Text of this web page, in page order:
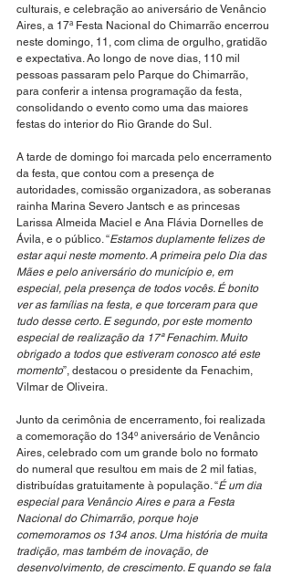
culturais, e celebração ao aniversário de Venâncio
Aires, a 17ª Festa Nacional do Chimarrão encerrou
neste domingo, 11, com clima de orgulho, gratidão
e expectativa. Ao longo de nove dias, 110 mil
pessoas passaram pelo Parque do Chimarrão,
para conferir a intensa programação da festa,
consolidando o evento como uma das maiores
festas do interior do Rio Grande do Sul.
A tarde de domingo foi marcada pelo encerramento
da festa, que contou com a presença de
autoridades, comissão organizadora, as soberanas
rainha Marina Severo Jantsch e as princesas
Larissa Almeida Maciel e Ana Flávia Dornelles de
Ávila, e o público. “Estamos duplamente felizes de
estar aqui neste momento. A primeira pelo Dia das
Mães e pelo aniversário do município e, em
especial, pela presença de todos vocês. É bonito
ver as famílias na festa, e que torceram para que
tudo desse certo. E segundo, por este momento
especial de realização da 17ª Fenachim. Muito
obrigado a todos que estiveram conosco até este
momento”, destacou o presidente da Fenachim,
Vilmar de Oliveira.
Junto da cerimônia de encerramento, foi realizada
a comemoração do 134º aniversário de Venâncio
Aires, celebrado com um grande bolo no formato
do numeral que resultou em mais de 2 mil fatias,
distribuídas gratuitamente à população. “É um dia
especial para Venâncio Aires e para a Festa
Nacional do Chimarrão, porque hoje
comemoramos os 134 anos. Uma história de muita
tradição, mas também de inovação, de
desenvolvimento, de crescimento. E quando se fala